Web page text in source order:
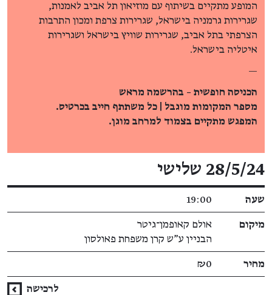
המופע מתקיים בשיתוף עם מוזיאון תל אביב לאמנות,
שגרירות גרמניה בישראל, שגרירות צרפת ומכון התרבות
הצרפתי בתל אביב, שגרירות שוויץ בישראל ושגרירות
איטליה בישראל.
—
הכניסה חופשית – בהרשמה מראש
מספר המקומות מוגבל | כל משתתף חייב בכרטיס.
המפגש מתקיים בצמוד למרחב מוגן.
פרטי האירוע
28/5/24 שלישי
שעה 19:00
מיקום
אולם קאופמן־גיטר
הבניין ע"ש קרן משפחת פאולסון
מחיר ₪0
לרכישה